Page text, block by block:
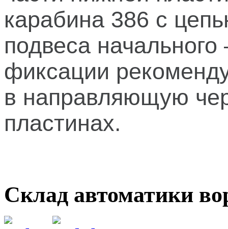
карабина 386 с
подвеса
фиксации
в направляющую
пластинах.
Склад автоматики